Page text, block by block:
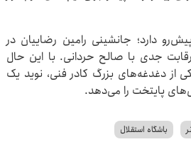
دارد؛ جانشینی رامین رضاییان در
جدی با صالح حردانی. با این حال
از دغدغه‌های بزرگ کادر فنی، نوید یک
پایتخت را می‌دهد.
باشگاه استقلال